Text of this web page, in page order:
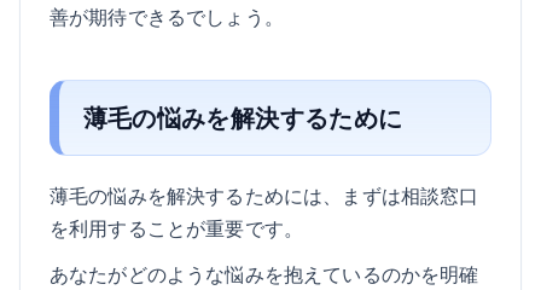
善が期待できるでしょう。
薄毛の悩みを解決するために
薄毛の悩みを解決するためには、まずは相談窓口
を利用することが重要です。
あなたがどのような悩みを抱えているのかを明確